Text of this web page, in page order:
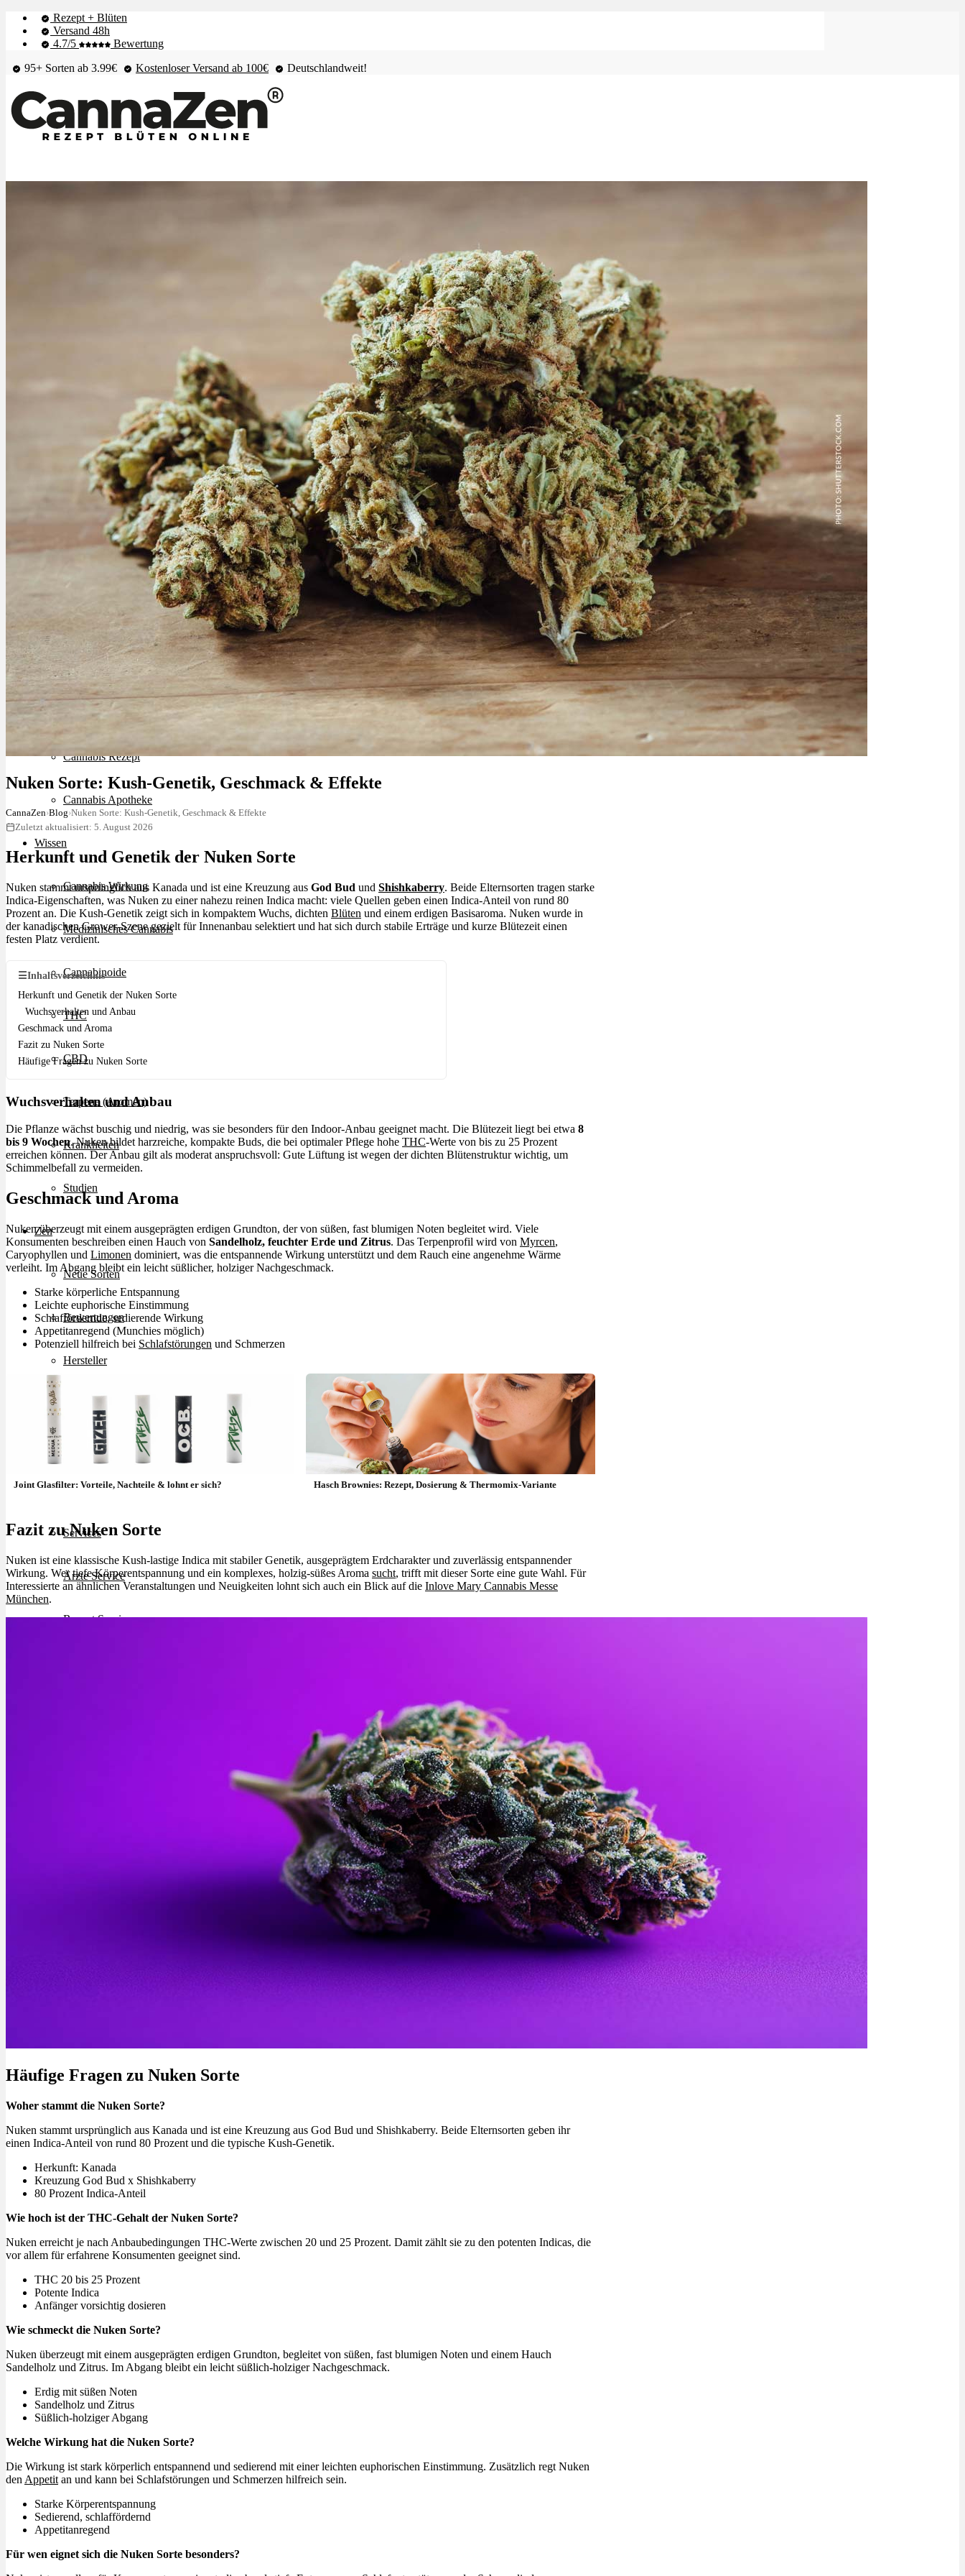
Rezept + Blüten
Versand 48h
4.7/5
Bewertung
95+ Sorten ab 3.99€
Kostenloser Versand ab 100€ Deutschlandweit!
Alle Krankheiten
Chronische Schmerzen
Angststörungen
Chronische Migräne
Depressionen
Schlafstörungen
Cannabis Ärzte
Cannabis Rezept
Cannabis Apotheke
Wissen
Cannabis Wirkung
Medizinisches Cannabis
Cannabinoide
THC
CBD
Terpene (Aromen)
Krankheiten
Studien
Zen
Neue Sorten
Bewertungen
Hersteller
Newsletter
Services
Ärzte Service
Rezept Service
Nuken Sorte: Kush-Genetik, Geschmack & Effekte
CannaZen›Blog›Nuken Sorte: Kush-Genetik, Geschmack & Effekte
Zuletzt aktualisiert: 5. August 2026
Herkunft und Genetik der Nuken Sorte
Nuken stammt ursprünglich aus Kanada und ist eine Kreuzung aus God Bud und Shishkaberry. Beide Elternsorten tragen starke
Indica-Eigenschaften, was Nuken zu einer nahezu reinen Indica macht: viele Quellen geben einen Indica-Anteil von rund 80
Prozent an. Die Kush-Genetik zeigt sich in kompaktem Wuchs, dichten Blüten und einem erdigen Basisaroma. Nuken wurde in
der kanadischen Grower-Szene gezielt für Innenanbau selektiert und hat sich durch stabile Erträge und kurze Blütezeit einen
festen Platz verdient.
☰Inhaltsverzeichnis
Herkunft und Genetik der Nuken Sorte
Wuchsverhalten und Anbau
Geschmack und Aroma
Fazit zu Nuken Sorte
Häufige Fragen zu Nuken Sorte
Wuchsverhalten und Anbau
Die Pflanze wächst buschig und niedrig, was sie besonders für den Indoor-Anbau geeignet macht. Die Blütezeit liegt bei etwa 8
bis 9 Wochen. Nuken bildet harzreiche, kompakte Buds, die bei optimaler Pflege hohe THC-Werte von bis zu 25 Prozent
erreichen können. Der Anbau gilt als moderat anspruchsvoll: Gute Lüftung ist wegen der dichten Blütenstruktur wichtig, um
Schimmelbefall zu vermeiden.
Geschmack und Aroma
Nuken überzeugt mit einem ausgeprägten erdigen Grundton, der von süßen, fast blumigen Noten begleitet wird. Viele
Konsumenten beschreiben einen Hauch von Sandelholz, feuchter Erde und Zitrus. Das Terpenprofil wird von Myrcen,
Caryophyllen und Limonen dominiert, was die entspannende Wirkung unterstützt und dem Rauch eine angenehme Wärme
verleiht. Im Abgang bleibt ein leicht süßlicher, holziger Nachgeschmack.
Starke körperliche Entspannung
Leichte euphorische Einstimmung
Schlaffördernde, sedierende Wirkung
Appetitanregend (Munchies möglich)
Potenziell hilfreich bei Schlafstörungen und Schmerzen
Joint Glasfilter: Vorteile, Nachteile & lohnt er sich? Hasch Brownies: Rezept, Dosierung & Thermomix-Variante
Fazit zu Nuken Sorte
Nuken ist eine klassische Kush-lastige Indica mit stabiler Genetik, ausgeprägtem Erdcharakter und zuverlässig entspannender
Wirkung. Wer tiefe Körperentspannung und ein komplexes, holzig-süßes Aroma sucht, trifft mit dieser Sorte eine gute Wahl. Für
Interessierte an ähnlichen Veranstaltungen und Neuigkeiten lohnt sich auch ein Blick auf die Inlove Mary Cannabis Messe
München.
Häufige Fragen zu Nuken Sorte
Woher stammt die Nuken Sorte?
Nuken stammt ursprünglich aus Kanada und ist eine Kreuzung aus God Bud und Shishkaberry. Beide Elternsorten geben ihr
einen Indica-Anteil von rund 80 Prozent und die typische Kush-Genetik.
Herkunft: Kanada
Kreuzung God Bud x Shishkaberry
80 Prozent Indica-Anteil
Wie hoch ist der THC-Gehalt der Nuken Sorte?
Nuken erreicht je nach Anbaubedingungen THC-Werte zwischen 20 und 25 Prozent. Damit zählt sie zu den potenten Indicas, die
vor allem für erfahrene Konsumenten geeignet sind.
THC 20 bis 25 Prozent
Potente Indica
Anfänger vorsichtig dosieren
Wie schmeckt die Nuken Sorte?
Nuken überzeugt mit einem ausgeprägten erdigen Grundton, begleitet von süßen, fast blumigen Noten und einem Hauch
Sandelholz und Zitrus. Im Abgang bleibt ein leicht süßlich-holziger Nachgeschmack.
Erdig mit süßen Noten
Sandelholz und Zitrus
Süßlich-holziger Abgang
Welche Wirkung hat die Nuken Sorte?
Die Wirkung ist stark körperlich entspannend und sedierend mit einer leichten euphorischen Einstimmung. Zusätzlich regt Nuken
den Appetit an und kann bei Schlafstörungen und Schmerzen hilfreich sein.
Starke Körperentspannung
Sedierend, schlaffördernd
Appetitanregend
Für wen eignet sich die Nuken Sorte besonders?